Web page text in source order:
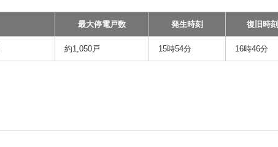
最大停電戸数 発生時刻 復旧時刻
約1,050戸 15時54分 16時46分